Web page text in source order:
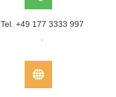
Tel. +49 177 3333 997